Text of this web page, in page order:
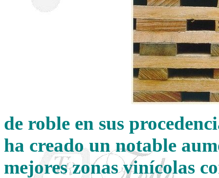
de roble en sus
ha creado un notable
mejores zonas vinícolas